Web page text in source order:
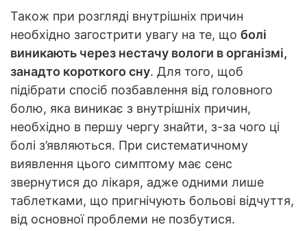
Також при розгляді внутрішніх причин
необхідно загострити увагу на те, що болі
виникають через нестачу вологи в організмі,
занадто короткого сну. Для того, щоб
підібрати спосіб позбавлення від головного
болю, яка виникає з внутрішніх причин,
необхідно в першу чергу знайти, з-за чого ці
болі з’являються. При систематичному
виявлення цього симптому має сенс
звернутися до лікаря, адже одними лише
таблетками, що пригнічують больові відчуття,
від основної проблеми не позбутися.